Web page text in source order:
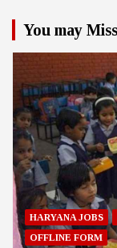
You may
HARYANA JOBS
OFFLINE FORM